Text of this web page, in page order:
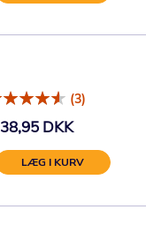
(3)
38,95 DKK
LÆG I KURV